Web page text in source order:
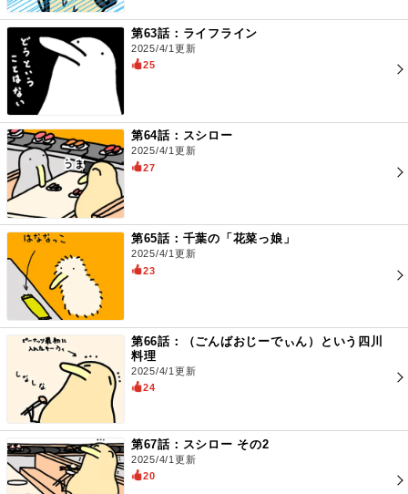
第63話：ライフライン
2025/4/1更新
25
第64話：スシロー
2025/4/1更新
27
第65話：千葉の「花菜っ娘」
2025/4/1更新
23
第66話：（ごんばおじーでぃん）という四川
料理
2025/4/1更新
24
第67話：スシロー その2
2025/4/1更新
20